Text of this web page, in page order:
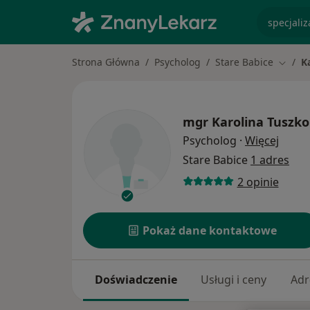
Strona Główna Psycholog Stare Babice
mgr Karolina Tuszko
Psycholog · Więcej
Stare Babice 1 adres
2 opinie
Pokaż dane kontaktowe
Doświadczenie Usługi i ceny